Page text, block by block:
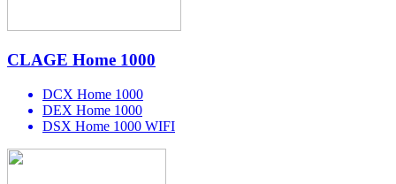
CLAGE Home 1000
DCX Home 1000
DEX Home 1000
DSX Home 1000 WIFI